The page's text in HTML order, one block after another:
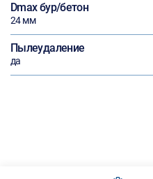
Dmax бур/бетон
24 мм
Пылеудаление
да